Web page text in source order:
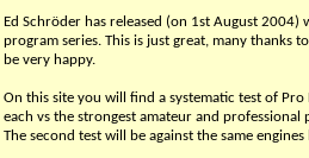
Ed Schröder has released (on 1st August 2004)
program series. This is just great, many thanks
be very happy.
On this site you will find a systematic test of
each vs the strongest amateur and
The second test will be against the same